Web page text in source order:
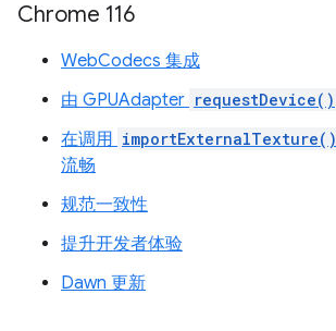
Chrome 116
WebCodecs 集成
由 GPUAdapter requestDevice()
在调用 importExternalTexture()
流畅
规范一致性
提升开发者体验
Dawn 更新